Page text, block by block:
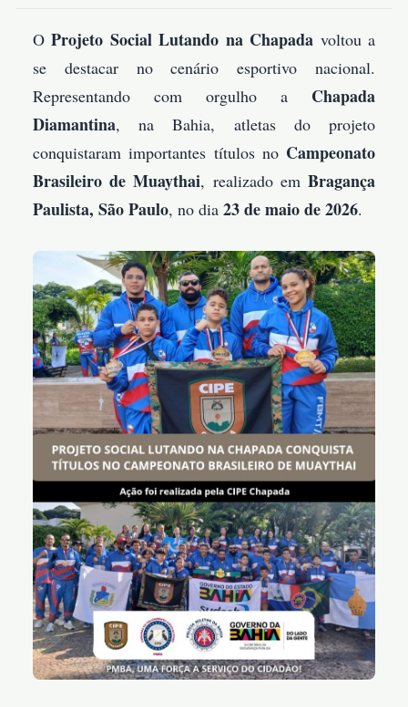
OProjeto Social Lutando na Chapada voltou a
se destacar no cenário esportivo nacional.
Representando com orgulho a Chapada
Diamantina, na Bahia, atletas do projeto
conquistaram importantes títulos no Campeonato
Brasileiro de Muaythai, realizado emBragança
Paulista, São Paulo, no dia 23 de maio de 2026.